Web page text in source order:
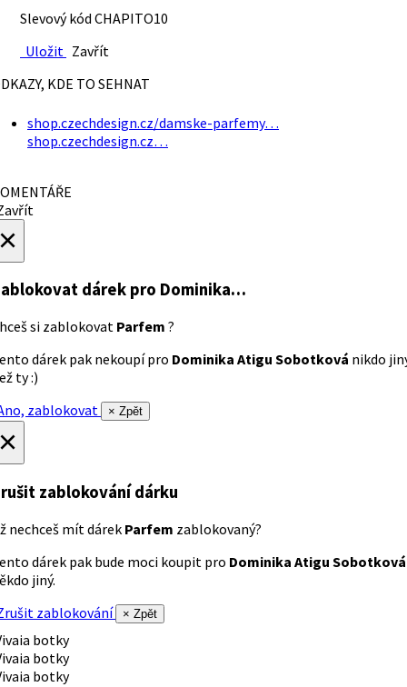
Slevový kód CHAPITO10
Uložit Zavřít
KDE TO SEHNAT
shop.czechdesign.cz/damske-parfemy…
shop.czechdesign.cz…
dárek pro Dominika…
si zablokovat Parfem ?
dárek pak nekoupí pro Dominika Atigu Sobotková nikdo
ty :)
zablokovat
× Zpět
zablokování dárku
nechceš mít dárek Parfem zablokovaný?
dárek pak bude moci koupit pro Dominika Atigu Sobotková
jiný.
zablokování
× Zpět